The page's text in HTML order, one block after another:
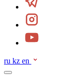
ru kz en